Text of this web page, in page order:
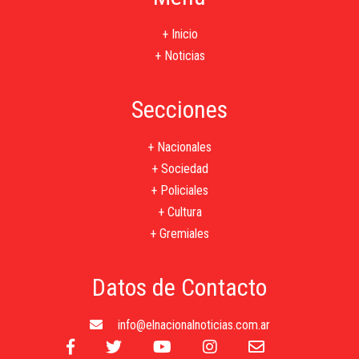
+ Inicio
+ Noticias
Secciones
+ Nacionales
+ Sociedad
+ Policiales
+ Cultura
+ Gremiales
Datos de Contacto
info@elnacionalnoticias.com.ar